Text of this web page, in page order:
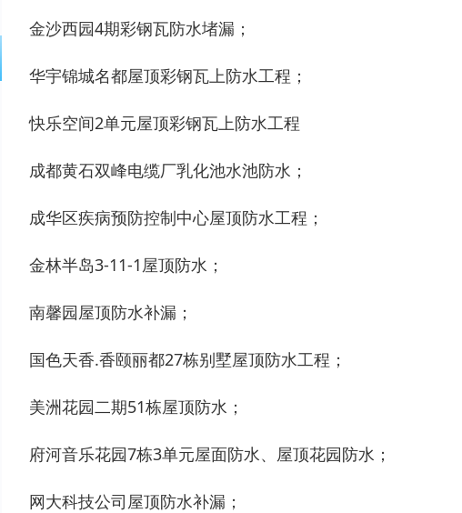
金沙西园4期彩钢瓦防水堵漏；
华宇锦城名都屋顶彩钢瓦上防水工程；
快乐空间2单元屋顶彩钢瓦上防水工程
成都黄石双峰电缆厂乳化池水池防水；
成华区疾病预防控制中心屋顶防水工程；
金林半岛3-11-1屋顶防水；
南馨园屋顶防水补漏；
国色天香.香颐丽都27栋别墅屋顶防水工程；
美洲花园二期51栋屋顶防水；
府河音乐花园7栋3单元屋面防水、屋顶花园防水；
网大科技公司屋顶防水补漏；